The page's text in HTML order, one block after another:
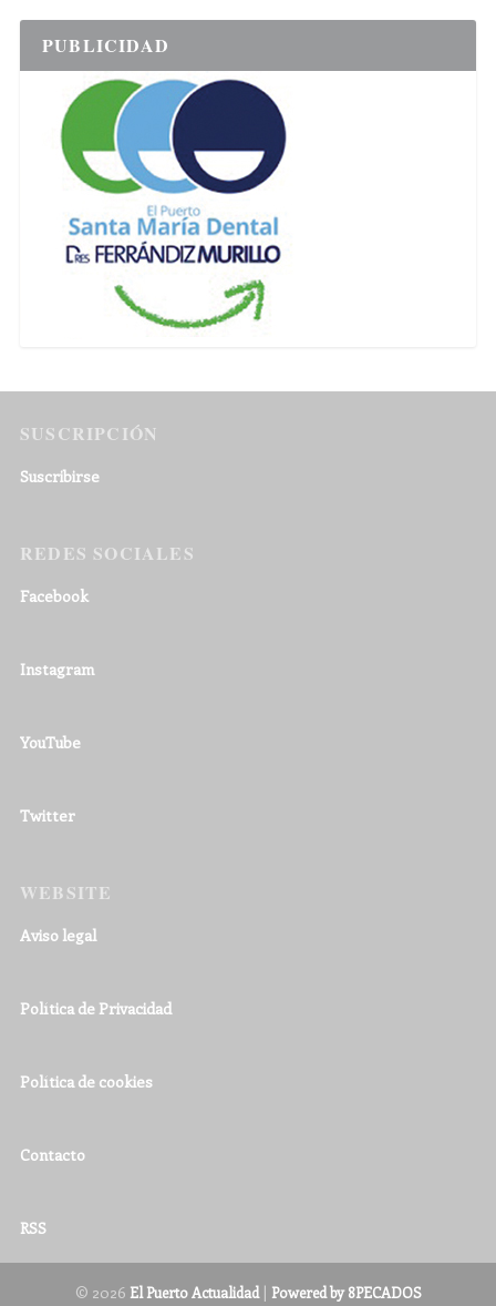
PUBLICIDAD
SUSCRIPCIÓN
Suscribirse
REDES SOCIALES
Facebook
Instagram
YouTube
Twitter
WEBSITE
Aviso legal
Política de Privacidad
Política de cookies
Contacto
RSS
© 2026 El Puerto Actualidad| Powered by 8PECADOS